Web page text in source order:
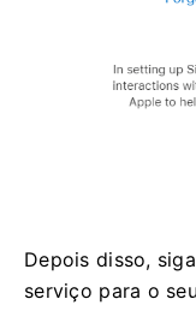
Depois disso,
serviço para o